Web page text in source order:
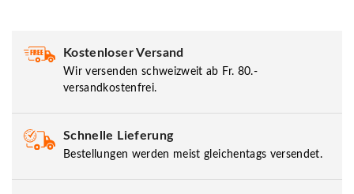
Kostenloser Versand
Wir versenden schweizweit ab Fr. 80.-
versandkostenfrei.
Schnelle Lieferung
Bestellungen werden meist gleichentags versendet.